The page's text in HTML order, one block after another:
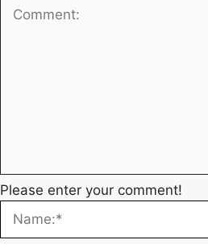
Please enter your comment!